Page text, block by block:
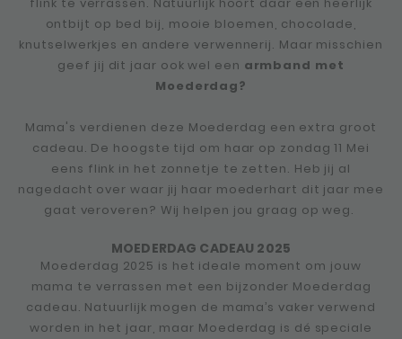
ontbijt op bed bij, mooie bloemen, chocolade,
knutselwerkjes en andere verwennerij. Maar misschien
geef jij dit jaar ook wel een armband met
Moederdag?
Mama's verdienen deze Moederdag een extra groot
cadeau. De hoogste tijd om haar op zondag 11 Mei
eens flink in het zonnetje te zetten. Heb jij al
nagedacht over waar jij haar moederhart dit jaar mee
gaat veroveren? Wij helpen jou graag op weg.
MOEDERDAG CADEAU 2025
Moederdag 2025 is het ideale moment om jouw
mama te verrassen met een bijzonder Moederdag
cadeau. Natuurlijk mogen de mama’s vaker verwend
worden in het jaar, maar Moederdag is dé speciale